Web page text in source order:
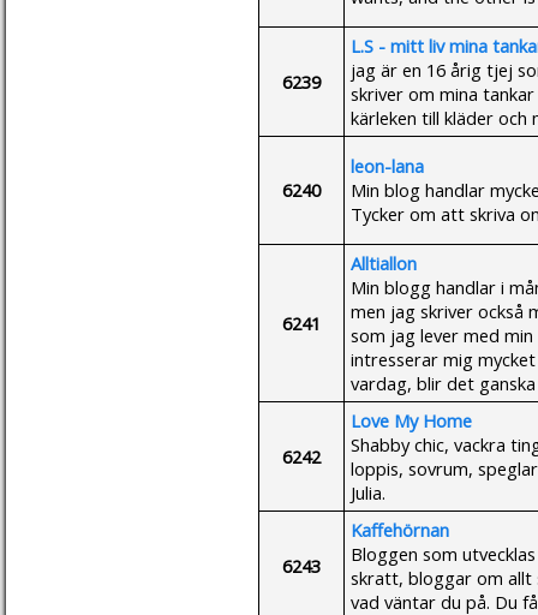
6239
L.S - mitt liv mina
jag är en 16 årig tjej
skriver om mina
kärleken till kläder och
6240
leon-lana
Min blog handlar
Tycker om att skriva
6241
Alltiallon
Min blogg handlar i
men jag skriver också
som jag lever med
intresserar mig
vardag, blir det
6242
Love My Home
Shabby chic, vackra
loppis, sovrum,
Julia.
6243
Kaffehörnan
Bloggen som
skratt, bloggar om allt
vad väntar du på. Du